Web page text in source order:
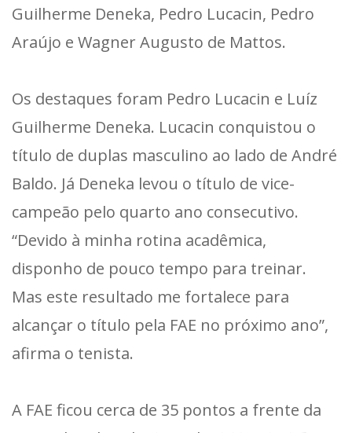
Guilherme Deneka, Pedro Lucacin, Pedro
Araújo e Wagner Augusto de Mattos.
Os destaques foram Pedro Lucacin e Luíz
Guilherme Deneka. Lucacin conquistou o
título de duplas masculino ao lado de André
Baldo. Já Deneka levou o título de vice-
campeão pelo quarto ano consecutivo.
“Devido à minha rotina acadêmica,
disponho de pouco tempo para treinar.
Mas este resultado me fortalece para
alcançar o título pela FAE no próximo ano”,
afirma o tenista.
A FAE ficou cerca de 35 pontos a frente da